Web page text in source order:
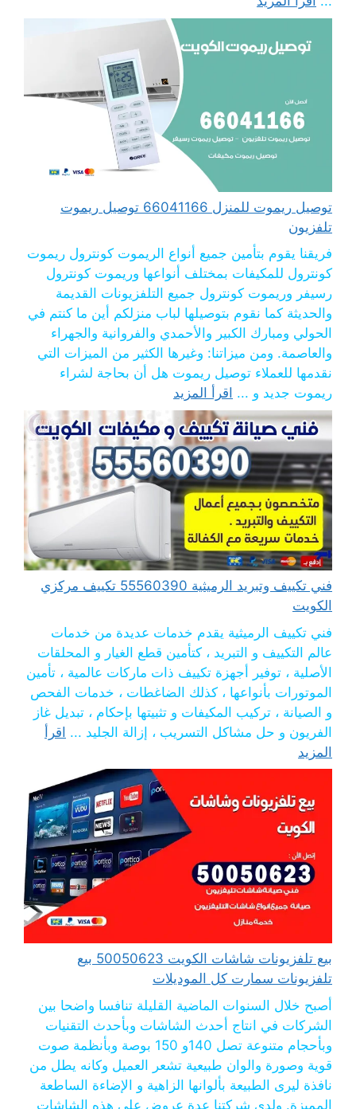
توصيل ريموت للمنزل 66041166 توصيل ريموت
تلفزيون
فريقنا يقوم بتأمين جميع أنواع الريموت كونترول ريموت
كونترول للمكيفات بمختلف أنواعها وريموت كونترول
رسيفر وريموت كونترول جميع التلفزيونات القديمة
والحديثة كما نقوم بتوصيلها لباب منزلكم أين ما كنتم في
الحولي ومبارك الكبير والأحمدي والفروانية والجهراء
والعاصمة. ومن ميزاتنا: وغيرها الكثير من الميزات التي
نقدمها للعملاء توصيل ريموت هل أن بحاجة لشراء
ريموت جديد و ... اقرأ المزيد
فني تكييف وتبريد الرميثية 55560390 تكييف مركزي
الكويت
فني تكييف الرميثية يقدم خدمات عديدة من خدمات
عالم التكييف و التبريد ، كتأمين قطع الغيار و المحلقات
الأصلية ، توفير أجهزة تكييف ذات ماركات عالمية ، تأمين
الموتورات بأنواعها ، كذلك الضاغطات ، خدمات الفحص
و الصيانة ، تركيب المكيفات و تثبيتها بإحكام ، تبديل غاز
الفريون و حل مشاكل التسريب ، إزالة الجليد ... اقرأ
المزيد
بيع تلفزيونات شاشات الكويت 50050623 بيع
تلفزيونات سمارت كل الموديلات
أصبح خلال السنوات الماضية القليلة تنافسا واضحا بين
الشركات في انتاج أحدث الشاشات وبأحدث التقنيات
وبأحجام متنوعة تصل 140و 150 بوصة وبأنظمة صوت
قوية وصورة والوان طبيعية تشعر العميل وكانه يطل من
نافذة ليرى الطبيعة بألوانها الزاهية و الإضاءة الساطعة
المميزة. ولدى شركتنا عدة عروض على هذه الشاشات